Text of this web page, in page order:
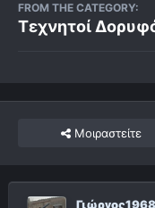
FROM THE CATEGORY:
Τεχνητοί
Μοιραστείτε
Γιώργος1968